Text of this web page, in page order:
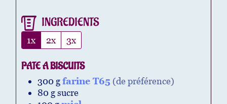
INGREDIENTS
1x 2x 3x
PATE A BISCUITS
300 g farine T65 (de préférence)
80 g sucre